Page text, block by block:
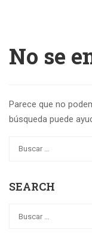
No se
Parece que no
búsqueda puede
SEARCH